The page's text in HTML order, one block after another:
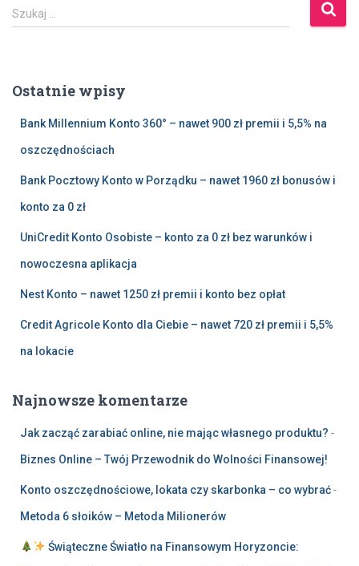
S
z
j
Szukaj …
Ostatnie wpisy
Bank Millennium Konto 360° – nawet 900 zł premii i 5,5% na
oszczędnościach
Bank Pocztowy Konto w Porządku – nawet 1960 zł bonusów i
konto za 0 zł
UniCredit Konto Osobiste – konto za 0 zł bez warunków i
nowoczesna aplikacja
Nest Konto – nawet 1250 zł premii i konto bez opłat
Credit Agricole Konto dla Ciebie – nawet 720 zł premii i 5,5%
na lokacie
Najnowsze komentarze
Jak zacząć zarabiać online, nie mając własnego produktu? -
Biznes Online – Twój Przewodnik do Wolności Finansowej!
Konto oszczędnościowe, lokata czy skarbonka – co wybrać-
Metoda 6 słoików – Metoda Milionerów
Świąteczne Światło na Finansowym Horyzoncie: